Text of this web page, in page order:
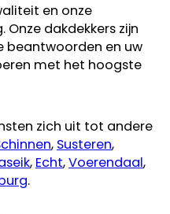
en onze
dakdekkers zijn
beantwoorden en uw
met het hoogste
zich uit tot andere
, Susteren,
, Echt,Voerendaal,
.